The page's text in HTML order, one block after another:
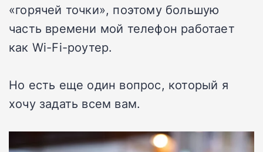
«горячей точки», поэтому большую
часть времени мой телефон работает
как Wi-Fi-роутер.
Но есть еще один вопрос, который я
хочу задать всем вам.